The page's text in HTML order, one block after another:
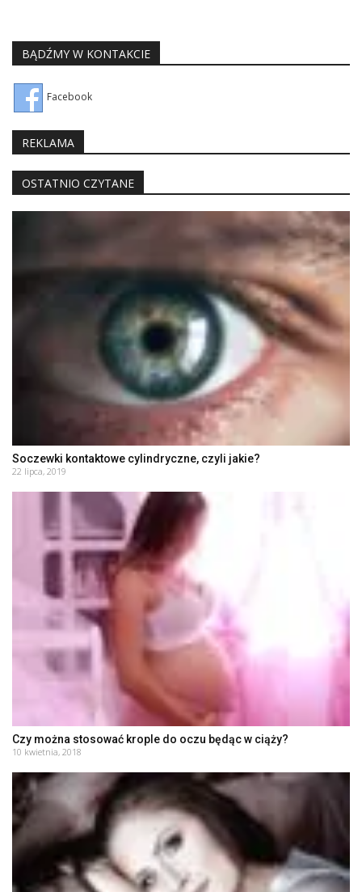
BĄDŹMY W KONTAKCIE
Facebook
REKLAMA
OSTATNIO CZYTANE
Soczewki kontaktowe cylindryczne, czyli jakie?
22 lipca, 2019
Czy można stosować krople do oczu będąc w ciąży?
10 kwietnia, 2018